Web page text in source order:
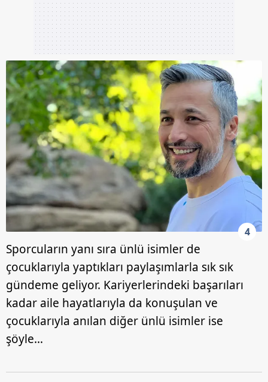
4
Sporcuların yanı sıra ünlü isimler de
çocuklarıyla yaptıkları paylaşımlarla sık sık
gündeme geliyor. Kariyerlerindeki başarıları
kadar aile hayatlarıyla da konuşulan ve
çocuklarıyla anılan diğer ünlü isimler ise
şöyle…